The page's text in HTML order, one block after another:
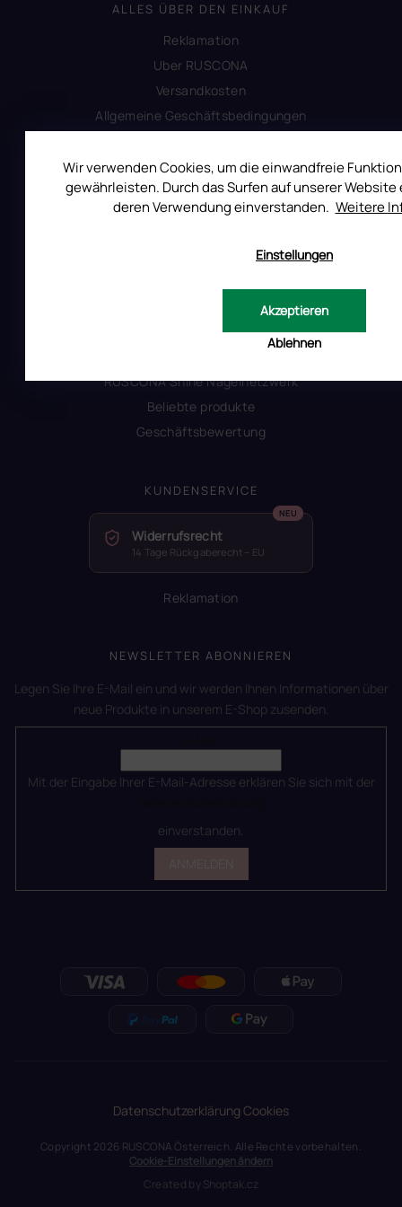
Wir verwenden Cookies, um die einwandfreie
gewährleisten. Durch das Surfen auf unserer Website
deren Verwendung einverstanden. Weitere
Einstellungen
Ablehnen
Akzeptieren
ALLES ÜBER DEN EINKAUF
Reklamation
Uber RUSCONA
Versandkosten
Allgemeine Geschäftsbedingungen
Produktsicherheit
Alles zum Verbot von TPO
Glossar der Begriffe
RUSCONA Shine Nagelnetzwerk
Beliebte produkte
Geschäftsbewertung
KUNDENSERVICE
Widerrufsrecht
14 Tage Rückgaberecht – EU
Reklamation
NEWSLETTER ABONNIEREN
Legen Sie Ihre E-Mail ein und wir werden Ihnen Informationen über
neue Produkte in unserem E-Shop zusenden.
Mit der Eingabe Ihrer E-Mail-Adresse erklären Sie sich mit der
einverstanden.
DatenschutzerklärungCookies
Copyright 2026 RUSCONA Österreich. Alle Rechte vorbehalten.
Cookie-Einstellungen ändern
Created byShoptak.cz